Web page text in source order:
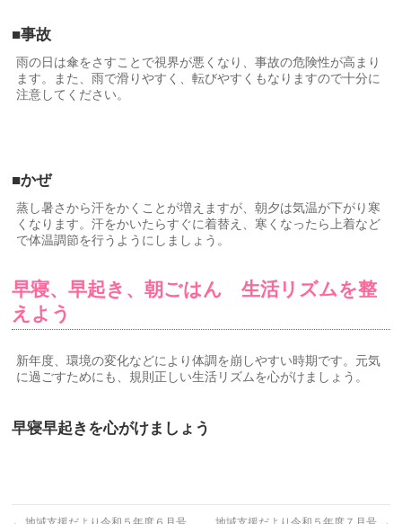
■事故
雨の日は傘をさすことで視界が悪くなり、事故の危険性が高まり
ます。また、雨で滑りやすく、転びやすくもなりますので十分に
注意してください。
■かぜ
蒸し暑さから汗をかくことが増えますが、朝夕は気温が下がり寒
くなります。汗をかいたらすぐに着替え、寒くなったら上着など
で体温調節を行うようにしましょう。
早寝、早起き、朝ごはん生活リズムを整
えよう
新年度、環境の変化などにより体調を崩しやすい時期です。元気
に過ごすためにも、規則正しい生活リズムを心がけましょう。
早寝早起きを心がけましょう